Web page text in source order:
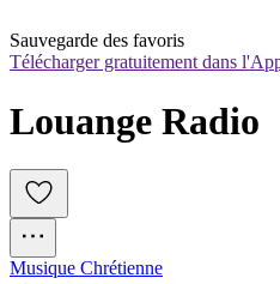
Sauvegarde des favoris
Télécharger gratuitement dans
Musique Chrétienne